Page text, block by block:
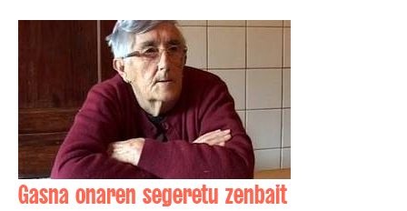
Gasna onaren segeretu zenbait